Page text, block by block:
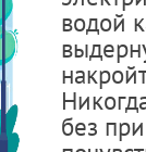
водой
без